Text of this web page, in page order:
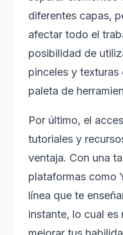
diferentes capas,
afectar todo el
posibilidad de
pinceles y
paleta de
Por último, el
tutoriales y
ventaja. Con una
plataformas como
línea que te
instante, lo cual es